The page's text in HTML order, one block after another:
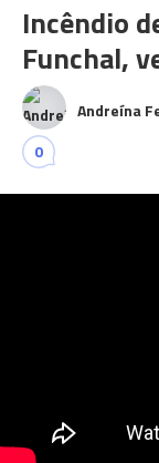
Incêndio
Funchal,
Andreína
0